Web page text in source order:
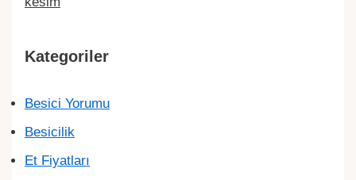
Kategoriler
Besici Yorumu
Besicilik
Et Fiyatları